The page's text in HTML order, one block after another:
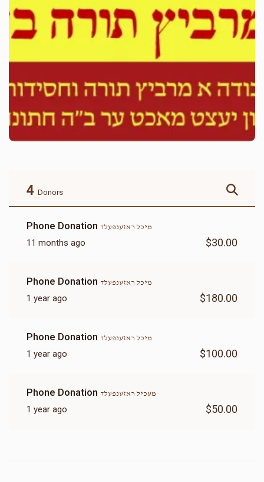
4 Donors
Phone Donation מיכל ראזענפעלד
11 months ago $30.00
Phone Donation מיכל ראזענפעלד
1 year ago $180.00
Phone Donation מיכל ראזענפעלד
1 year ago $100.00
Phone Donation מעכיל ראזענפעלד
1 year ago $50.00